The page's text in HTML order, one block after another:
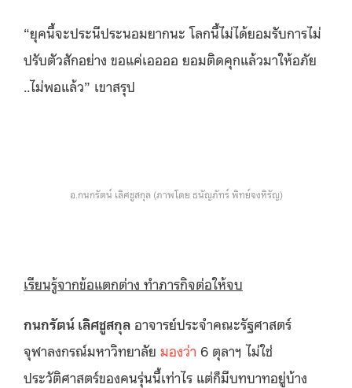
“ยุคนี้จะประนีประนอมยากนะ โลกนี้ไม่ได้ยอมรับการไม่
ปรับตัวสักอย่าง ขอแค่เออออ ยอมติดคุกแล้วมาให้อภัย
..ไม่พอแล้ว” เขาสรุป
อ.กนกรัตน์ เลิศชูสกุล (ภาพโดย ธนัญภัทร์ พิทย์จงหิรัญ)
เรียนรู้จากข้อแตกต่าง ทำภารกิจต่อให้จบ
กนกรัตน์ เลิศชูสกุล อาจารย์ประจำคณะรัฐศาสตร์
จุฬาลงกรณ์มหาวิทยาลัย มองว่า 6 ตุลาฯ ไม่ใช่
ประวัติศาสตร์ของคนรุ่นนี้เท่าไร แต่ก็มีบทบาทอยู่บ้าง